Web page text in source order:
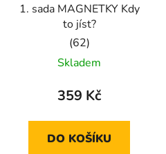
1. sada MAGNETKY Kdy
to jíst?
Průměrné
hodnocení
produktu
5,0
z
Skladem
359 Kč
DO KOŠÍKU